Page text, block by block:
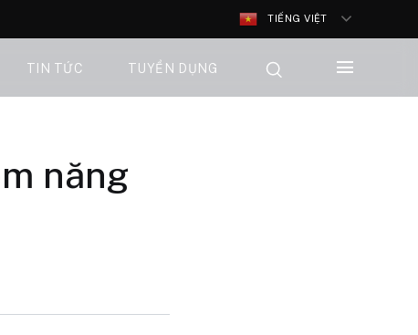
TIẾNG VIỆT
TIN TỨC TUYỂN DỤNG
năng